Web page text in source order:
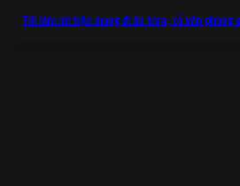
Tôi làm mì trộn mang đi ăn trưa, cả văn phòng